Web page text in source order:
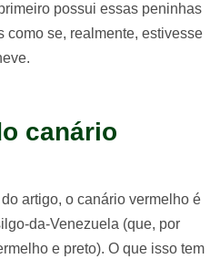
possui essas peninhas
como se, realmente, estivesse
canário
artigo, o canário vermelho é
da-Venezuela (que, por
e preto). O que isso tem